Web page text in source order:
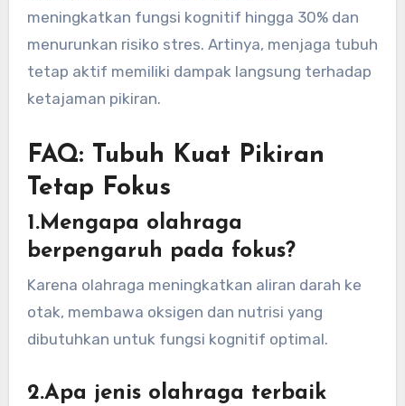
meningkatkan fungsi kognitif hingga 30% dan
menurunkan risiko stres. Artinya, menjaga tubuh
tetap aktif memiliki dampak langsung terhadap
ketajaman pikiran.
FAQ: Tubuh Kuat Pikiran
Tetap Fokus
1.Mengapa olahraga
berpengaruh pada fokus?
Karena olahraga meningkatkan aliran darah ke
otak, membawa oksigen dan nutrisi yang
dibutuhkan untuk fungsi kognitif optimal.
2.Apa jenis olahraga terbaik